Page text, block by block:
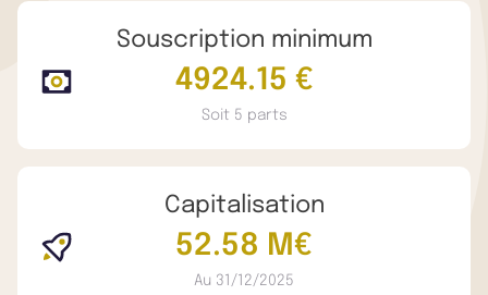
Souscription minimum
4924.15 €
Soit 5 parts
Capitalisation
52.58 M€
Au 31/12/2025